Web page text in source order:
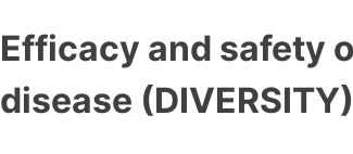
Efficacy and safety
disease